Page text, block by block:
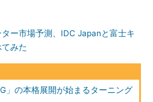
ー市場予測、IDC Japanと富士キ
てみた
」の本格展開が始まるターニング